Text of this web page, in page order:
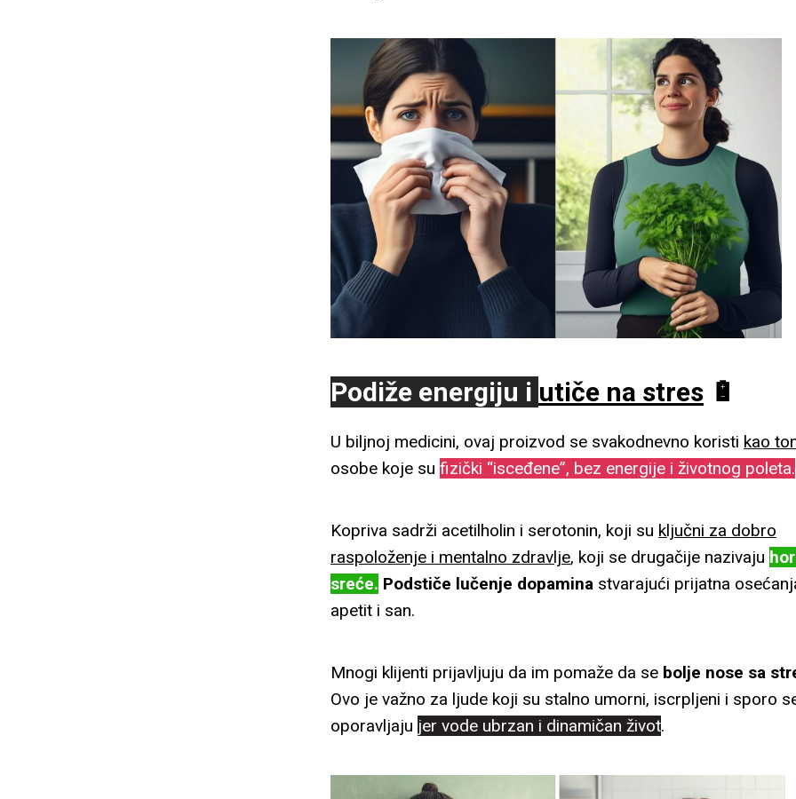
Zorica–maj 28, 2024
Prezadovoljna sam medom,već
put da sam uspešno izlečila
Samo tako nastavite
Srdačan pozdrav
Zorica
Милица –maj 30, 2024
Тек сам почела да га користим
Узела сам због маме, али сам
Mirjana–maj 31, 2024
Dobar dan, medom sa
kratko bez njega i jedva sam
energiji. Trebalo bi ovih dana da
Magdalena Miočinović Andrić–
Podiže energiju i utiče na stres 🔋
U biljnoj medicini, ovaj proizvod se svakodnevno koristi kao
osobe koje su fizički “isceđene”, bez energije i životnog poleta.
Kopriva sadrži acetilholin i serotonin, koji su ključni za dobro
raspoloženje i mentalno zdravlje, koji se drugačije nazivaju
sreće. Podstiče lučenje dopamina stvarajući prijatna
apetit i san.
Mnogi klijenti prijavljuju da im pomaže da se bolje nose sa
Ovo je važno za ljude koji su stalno umorni, iscrpljeni i sporo
oporavljaju jer vode ubrzan i dinamičan život.